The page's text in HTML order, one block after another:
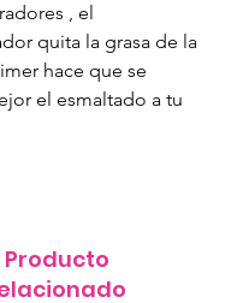
, el
quita la grasa de la
hace que se
el esmaltado a tu
Producto